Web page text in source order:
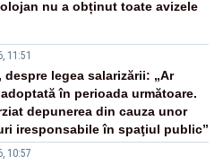
nu a obținut toate avizele
11:51
despre legea salarizării: „Ar
în perioada următoare.
depunerea din cauza unor
iresponsabile în spaţiul public”
10:57